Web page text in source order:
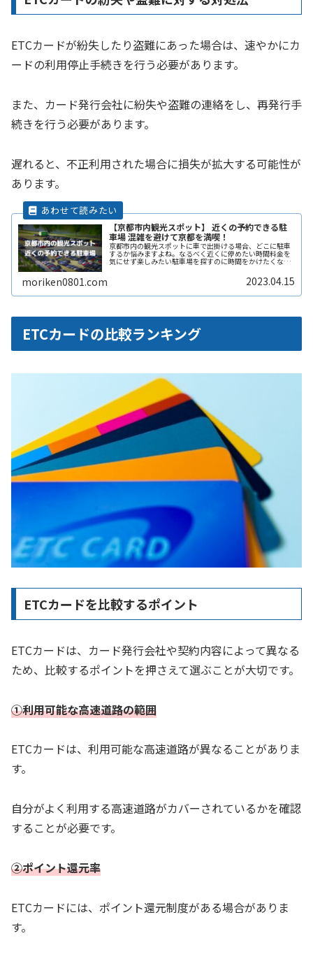
ETCカードが紛失したり盗難にあった場合は、速やかにカ
ードの利用停止手続きを行う必要があります。
また、カード発行会社に紛失や盗難の連絡をし、再発行手
続きを行う必要があります。
遅れると、不正利用された場合に損失が拡大する可能性が
あります。
【京都市内観光スポット】 近くの予約できる駐
車場 混雑を避けて京都を満喫！
京都市内の観光スポットに車で出掛ける場合、どこに駐車
するか悩みますよね。なるべく近くに停めたい時間料金を
気にせず楽しみたい駐車場を探すのに時間をかけたくない
たいここでは、京都市内の観光スポReadMore...
moriken0801.com 2023.04.15
ETCカードの比較ランキング
ETCカードを比較するポイント
ETCカードは、カード発行会社や契約内容によって異なる
ため、比較するポイントを押さえて選ぶことが大切です。
①利用可能な高速道路の範囲
ETCカードは、利用可能な高速道路が異なることがありま
す。
自分がよく利用する高速道路がカバーされているかを確認
することが必要です。
②ポイント還元率
ETCカードには、ポイント還元制度がある場合がありま
す。